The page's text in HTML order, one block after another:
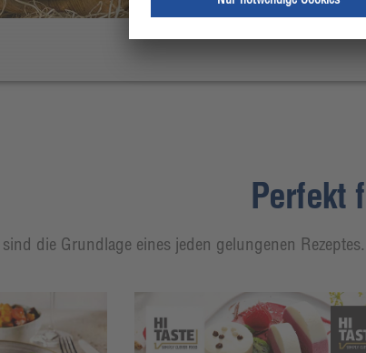
Perfekt
die Grundlage eines jeden gelungenen